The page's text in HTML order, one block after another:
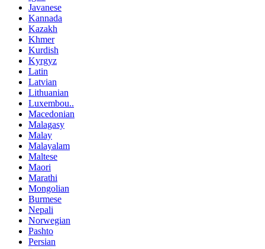
Javanese
Kannada
Kazakh
Khmer
Kurdish
Kyrgyz
Latin
Latvian
Lithuanian
Luxembou..
Macedonian
Malagasy
Malay
Malayalam
Maltese
Maori
Marathi
Mongolian
Burmese
Nepali
Norwegian
Pashto
Persian